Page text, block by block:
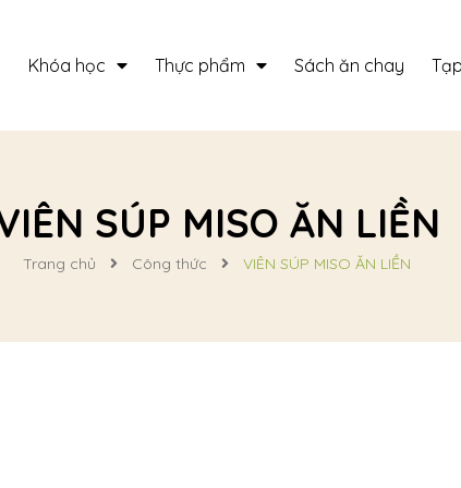
Khóa học Thực phẩm Sách ăn chay
SÚP MISO ĂN LIỀN
Trang chủ Công thức VIÊN SÚP MISO ĂN LIỀN